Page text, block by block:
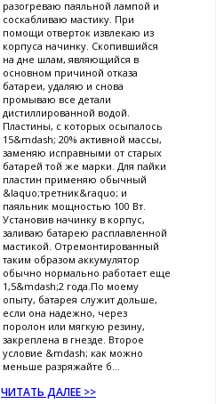
разогреваю паяльной лампой и
соскабливаю мастику. При
помощи отверток извлекаю из
корпуса начинку. Скопившийся
на дне шлам, являющийся в
основном причиной отказа
батареи, удаляю и снова
промываю все детали
дистиллированной водой.
Пластины, с которых осыпалось
15&mdash; 20% активной массы,
заменяю исправными от старых
батарей той же марки. Для пайки
пластин применяю обычный
&laquo;третник&raquo; и
паяльник мощностью 100 Вт.
Установив начинку в корпус,
заливаю батарею расплавленной
мастикой. Отремонтированный
таким образом аккумулятор
обычно нормально работает еще
1,5&mdash;2 года.По моему
опыту, батарея служит дольше,
если она надежно, через
поролон или мягкую резину,
закреплена в гнезде. Второе
условие &mdash; как можно
меньше разряжайте б...
ЧИТАТЬ ДАЛЕЕ >>